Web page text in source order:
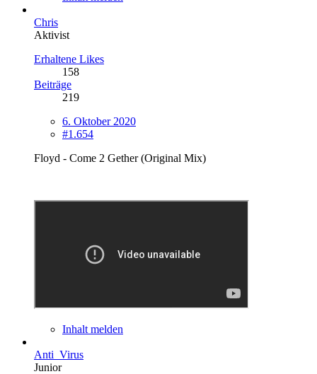
Chris
Aktivist
Erhaltene Likes
158
Beiträge
219
6. Oktober 2020
#1.654
Floyd - Come 2 Gether (Original Mix)
Inhalt melden
Anti_Virus
Junior